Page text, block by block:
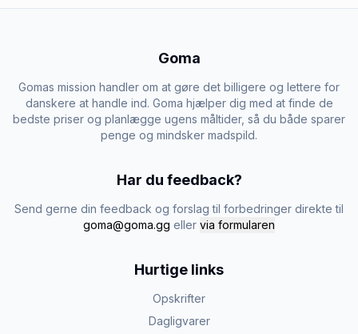
Goma
Gomas mission handler om at gøre det billigere og lettere for
danskere at handle ind. Goma hjælper dig med at finde de
bedste priser og planlægge ugens måltider, så du både sparer
penge og mindsker madspild.
Har du feedback?
Send gerne din feedback og forslag til forbedringer direkte til
goma@goma.gg eller via formularen
Hurtige links
Opskrifter
Dagligvarer